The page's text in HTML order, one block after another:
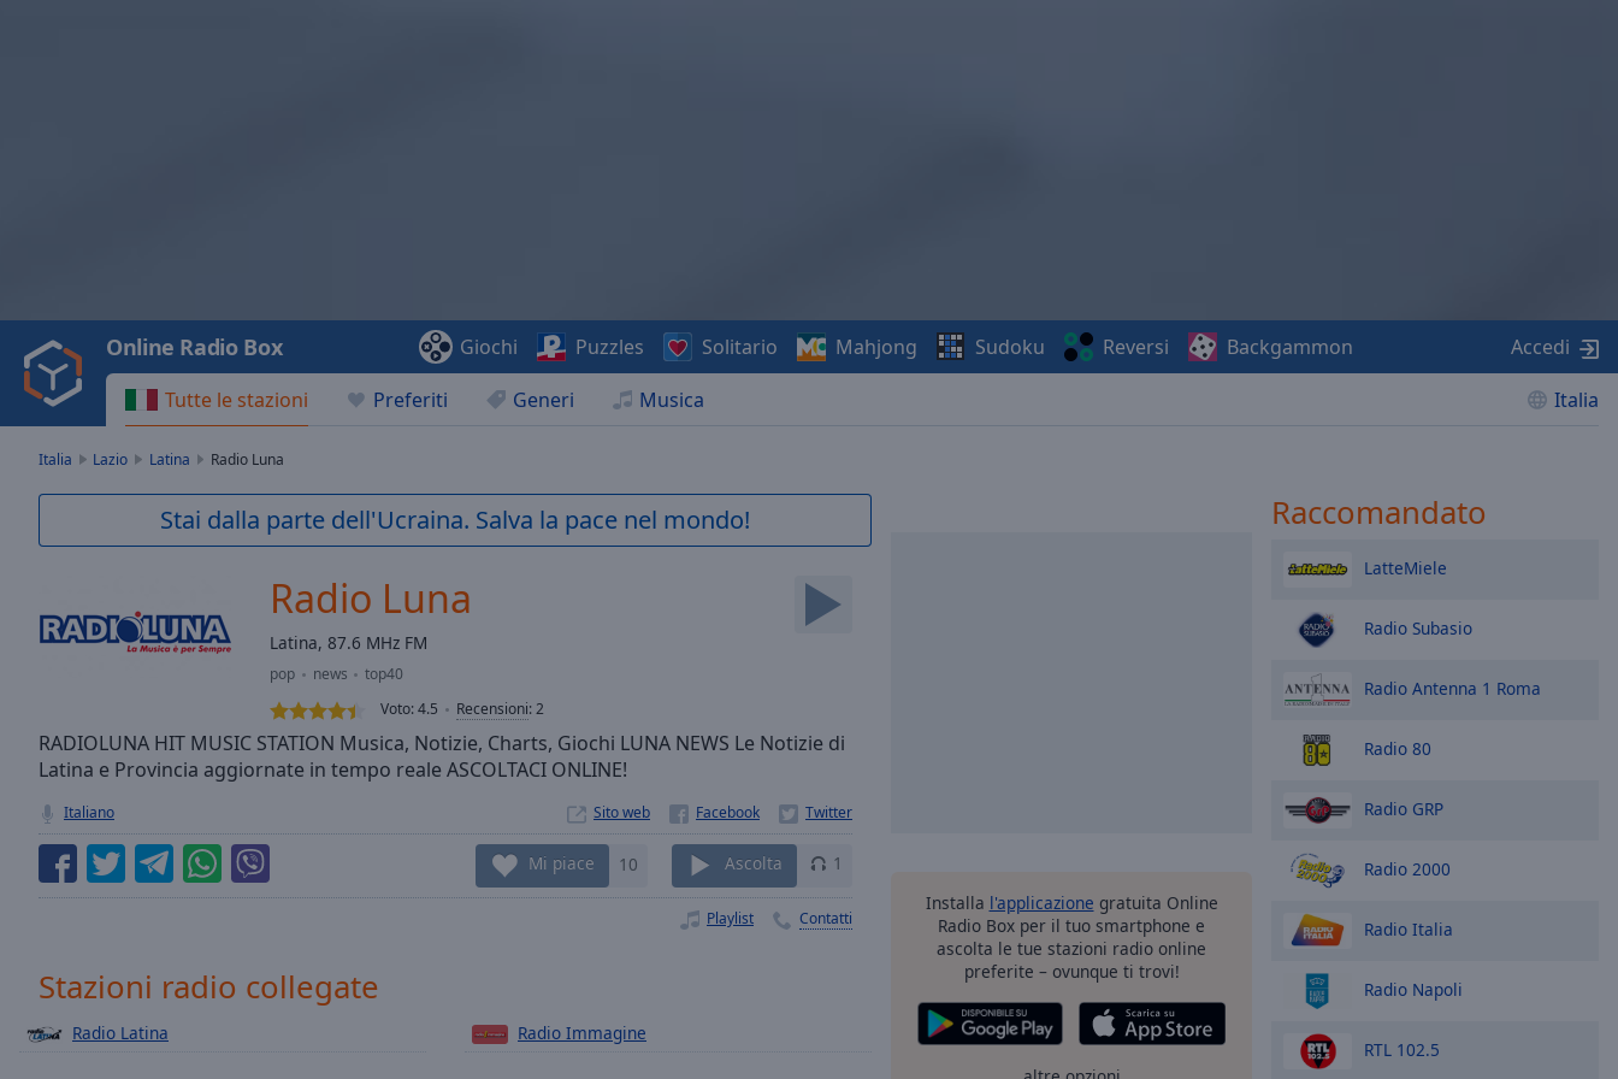
Video
Play
Backward
Skip
Current
0.00%
Seek to
currently
LIVE
Remaining
Rate
Chapters
Tutte le stazioni Preferiti Generi Musica Italia
Online Radio Box Giochi Puzzles Solitario Mahjong Sudoku Reversi Backgammon Accedi
Italia Lazio Latina Radio Luna
Stai dalla parte dell'Ucraina. Salva la pace nel mondo!
Radio Luna
Latina, 87.6 MHz FM
pop news
top40
Voto:4.5 Recensioni:2
RADIOLUNA HIT MUSIC STATION Musica, Notizie, Charts, Giochi LUNA NEWS Le Notizie di
Latina e Provincia aggiornate in tempo reale ASCOLTACI ONLINE!
Italiano Sito web
Mi piace 10 Ascolta 1
Playlist Contatti
Stazioni radio collegate
Radio Latina Radio Immagine
Installa l'applicazione gratuita Online
Radio Box per il tuo smartphone e
ascolta le tue stazioni radio online
preferite – ovunque ti trovi!
Raccomandato
LatteMiele
Radio Subasio
Radio Antenna 1 Roma
Radio 80
Radio GRP
Radio 2000
Radio Italia
Radio Napoli
RTL 102.5